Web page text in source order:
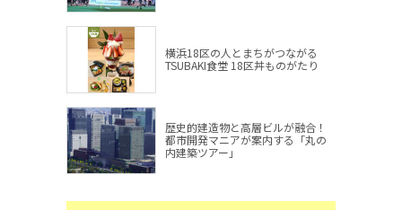
横浜18区の人とまちがつながる
TSUBAKI食堂 18区丼ものがたり
歴史的建造物と高層ビルが融合！
都市開発マニアが案内する「丸の
内建築ツアー」